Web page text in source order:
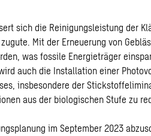
sich die Reinigungsleistung der
Mit der Erneuerung von
was fossile Energieträger
auch die Installation einer
insbesondere der
aus der biologischen Stufe zu
im September 2023